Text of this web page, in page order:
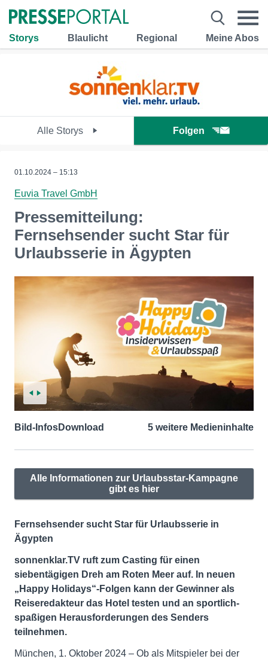
Storys Blaulicht Regional Meine Abos
Alle Storys Folgen
01.10.2024 – 15:13
Euvia Travel GmbH
Pressemitteilung:
Fernsehsender sucht Star für
Urlaubsserie in Ägypten
Bild-InfosDownload 5 weitere Medieninhalte
Alle Informationen zur Urlaubsstar-Kampagne
gibt es hier
Fernsehsender sucht Star für Urlaubsserie in
Ägypten
sonnenklar.TV ruft zum Casting für einen
siebentägigen Dreh am Roten Meer auf. In neuen
„Happy Holidays“-Folgen kann der Gewinner als
Reiseredakteur das Hotel testen und an sportlich-
spaßigen Herausforderungen des Senders
teilnehmen.
München, 1. Oktober 2024 – Ob als Mitspieler bei der